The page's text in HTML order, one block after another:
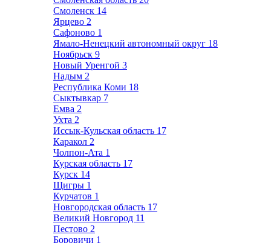
Смоленск 14
Ярцево 2
Сафоново 1
Ямало-Ненецкий автономный округ 18
Ноябрьск 9
Новый Уренгой 3
Надым 2
Республика Коми 18
Сыктывкар 7
Емва 2
Ухта 2
Иссык-Кульская область 17
Каракол 2
Чолпон-Ата 1
Курская область 17
Курск 14
Щигры 1
Курчатов 1
Новгородская область 17
Великий Новгород 11
Пестово 2
Боровичи 1